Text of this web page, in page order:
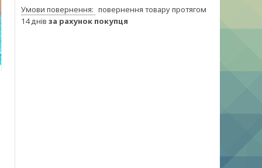
повернення товару протягом
14 днів за рахунок покупця